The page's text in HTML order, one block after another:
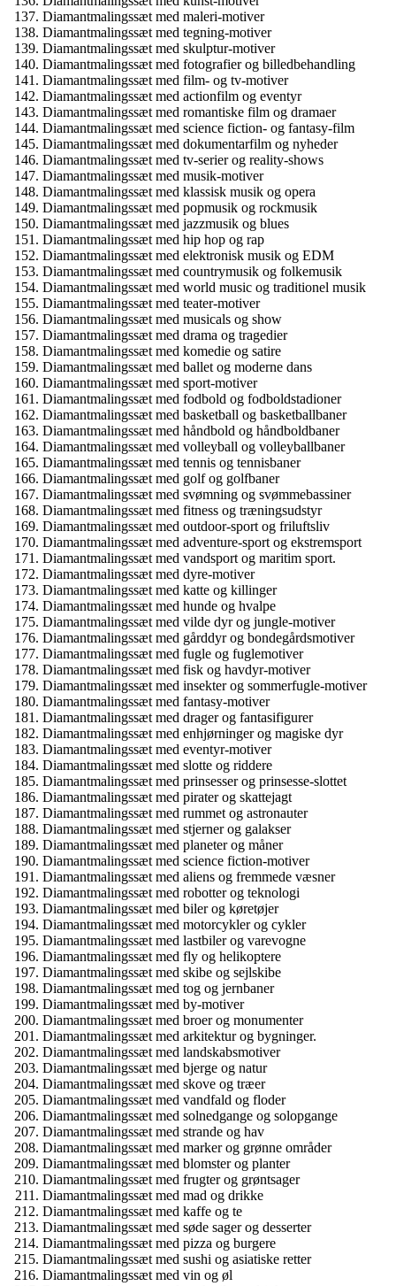
Diamantmalingssæt med maleri-motiver
Diamantmalingssæt med tegning-motiver
Diamantmalingssæt med skulptur-motiver
Diamantmalingssæt med fotografier og billedbehandling
Diamantmalingssæt med film- og tv-motiver
Diamantmalingssæt med actionfilm og eventyr
Diamantmalingssæt med romantiske film og dramaer
Diamantmalingssæt med science fiction- og fantasy-film
Diamantmalingssæt med dokumentarfilm og nyheder
Diamantmalingssæt med tv-serier og reality-shows
Diamantmalingssæt med musik-motiver
Diamantmalingssæt med klassisk musik og opera
Diamantmalingssæt med popmusik og rockmusik
Diamantmalingssæt med jazzmusik og blues
Diamantmalingssæt med hip hop og rap
Diamantmalingssæt med elektronisk musik og EDM
Diamantmalingssæt med countrymusik og folkemusik
Diamantmalingssæt med world music og traditionel musik
Diamantmalingssæt med teater-motiver
Diamantmalingssæt med musicals og show
Diamantmalingssæt med drama og tragedier
Diamantmalingssæt med komedie og satire
Diamantmalingssæt med ballet og moderne dans
Diamantmalingssæt med sport-motiver
Diamantmalingssæt med fodbold og fodboldstadioner
Diamantmalingssæt med basketball og basketballbaner
Diamantmalingssæt med håndbold og håndboldbaner
Diamantmalingssæt med volleyball og volleyballbaner
Diamantmalingssæt med tennis og tennisbaner
Diamantmalingssæt med golf og golfbaner
Diamantmalingssæt med svømning og svømmebassiner
Diamantmalingssæt med fitness og træningsudstyr
Diamantmalingssæt med outdoor-sport og friluftsliv
Diamantmalingssæt med adventure-sport og ekstremsport
Diamantmalingssæt med vandsport og maritim sport.
Diamantmalingssæt med dyre-motiver
Diamantmalingssæt med katte og killinger
Diamantmalingssæt med hunde og hvalpe
Diamantmalingssæt med vilde dyr og jungle-motiver
Diamantmalingssæt med gårddyr og bondegårdsmotiver
Diamantmalingssæt med fugle og fuglemotiver
Diamantmalingssæt med fisk og havdyr-motiver
Diamantmalingssæt med insekter og sommerfugle-motiver
Diamantmalingssæt med fantasy-motiver
Diamantmalingssæt med drager og fantasifigurer
Diamantmalingssæt med enhjørninger og magiske dyr
Diamantmalingssæt med eventyr-motiver
Diamantmalingssæt med slotte og riddere
Diamantmalingssæt med prinsesser og prinsesse-slottet
Diamantmalingssæt med pirater og skattejagt
Diamantmalingssæt med rummet og astronauter
Diamantmalingssæt med stjerner og galakser
Diamantmalingssæt med planeter og måner
Diamantmalingssæt med science fiction-motiver
Diamantmalingssæt med aliens og fremmede væsner
Diamantmalingssæt med robotter og teknologi
Diamantmalingssæt med biler og køretøjer
Diamantmalingssæt med motorcykler og cykler
Diamantmalingssæt med lastbiler og varevogne
Diamantmalingssæt med fly og helikoptere
Diamantmalingssæt med skibe og sejlskibe
Diamantmalingssæt med tog og jernbaner
Diamantmalingssæt med by-motiver
Diamantmalingssæt med broer og monumenter
Diamantmalingssæt med arkitektur og bygninger.
Diamantmalingssæt med landskabsmotiver
Diamantmalingssæt med bjerge og natur
Diamantmalingssæt med skove og træer
Diamantmalingssæt med vandfald og floder
Diamantmalingssæt med solnedgange og solopgange
Diamantmalingssæt med strande og hav
Diamantmalingssæt med marker og grønne områder
Diamantmalingssæt med blomster og planter
Diamantmalingssæt med frugter og grøntsager
Diamantmalingssæt med mad og drikke
Diamantmalingssæt med kaffe og te
Diamantmalingssæt med søde sager og desserter
Diamantmalingssæt med pizza og burgere
Diamantmalingssæt med sushi og asiatiske retter
Diamantmalingssæt med vin og øl